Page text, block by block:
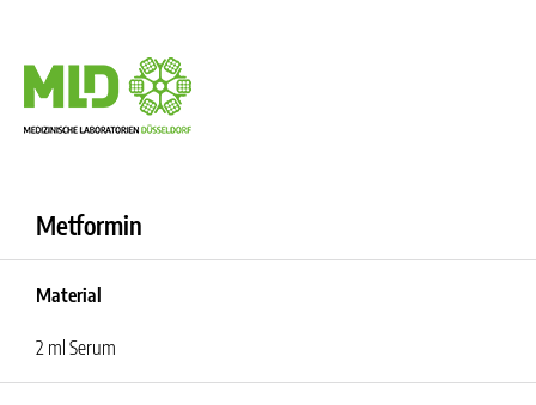
Metformin
Material
2 ml Serum